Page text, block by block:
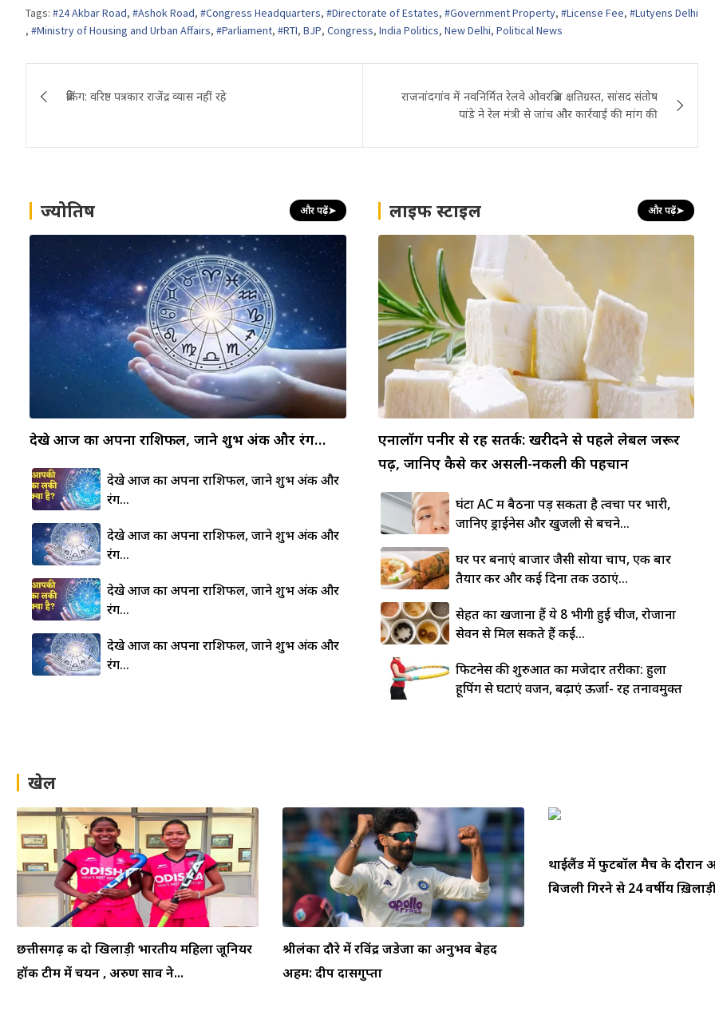
Tags: #24 Akbar Road, #Ashok Road, #Congress Headquarters, #Directorate of Estates, #Government Property, #License Fee, #Lutyens Delhi
, #Ministry of Housing and Urban Affairs, #Parliament, #RTI, BJP, Congress, India Politics, New Delhi, Political News
navigation
ब्रेकिंग: वरिष्ठ पत्रकार राजेंद्र व्यास नहीं रहे
राजनांदगांव में नवनिर्मित रेलवे ओवरब्रिज क्षतिग्रस्त, सांसद संतोष
पांडे ने रेल मंत्री से जांच और कार्रवाई की मांग की
ज्योतिष और पढ़ें➤
देखे आज का अपना राशिफल, जाने शुभ अंक और रंग…
देखे आज का अपना राशिफल, जाने शुभ अंक और
रंग…
देखे आज का अपना राशिफल, जाने शुभ अंक और
रंग…
देखे आज का अपना राशिफल, जाने शुभ अंक और
रंग…
देखे आज का अपना राशिफल, जाने शुभ अंक और
रंग…
लाइफ स्टाइल और पढ़ें➤
एनालॉग पनीर से रहें सतर्क: खरीदने से पहले लेबल जरूर
पढ़ें, जानिए कैसे करें असली-नकली की पहचान
घंटों AC में बैठना पड़ सकता है त्वचा पर भारी,
जानिए ड्राईनेस और खुजली से बचने...
घर पर बनाएं बाजार जैसी सोया चाप, एक बार
तैयार करें और कई दिनों तक उठाएं...
सेहत का खजाना हैं ये 8 भीगी हुई चीजें, रोजाना
सेवन से मिल सकते हैं कई...
फिटनेस की शुरुआत का मजेदार तरीका: हुला
हूपिंग से घटाएं वजन, बढ़ाएं ऊर्जा- रहें तनावमुक्त
खेल
छत्तीसगढ़ की दो खिलाड़ी भारतीय महिला जूनियर
हॉकी टीम में चयन , अरुण साव ने...
श्रीलंका दौरे में रविंद्र जडेजा का अनुभव बेहद
अहम: दीप दासगुप्ता
थाईलैंड में फुटबॉल मैच के दौरान
बिजली गिरने से 24 वर्षीय